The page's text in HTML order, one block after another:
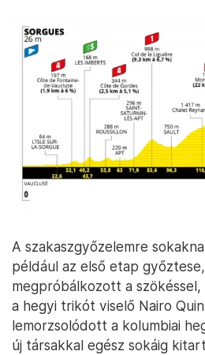
A szakaszgyőzelemre
például az első etap
megpróbálkozott a
a hegyi trikót viselő Nairo
lemorzsolódott a kolumbiai
új társakkal egész sokáig